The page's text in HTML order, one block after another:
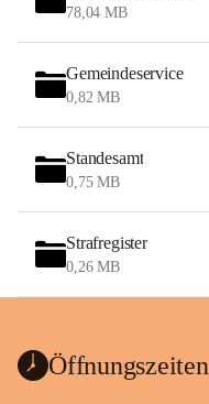
78,04 MB
Gemeindeservice
0,82 MB
Standesamt
0,75 MB
Strafregister
0,26 MB
Öffnungszeiten